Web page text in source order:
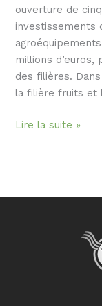
ouverture de
investissements
millions
des filières.
la filière fruits et
Découvrez
Lire la suite »